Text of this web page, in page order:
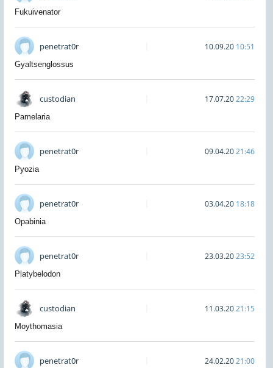
Fukuivenator
penetrat0r 10.09.20 10:51
Gyaltsenglossus
custodian 17.07.2022:29
Pamelaria
penetrat0r 09.04.2021:46
Pyozia
penetrat0r 03.04.20 18:18
Opabinia
penetrat0r 23.03.2023:52
Platybelodon
custodian 11.03.2021:15
Moythomasia
penetrat0r 24.02.2021:00